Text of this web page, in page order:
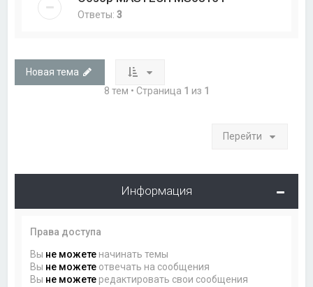
Ответы:3
Новая тема
8 тем • Страница 1 из 1
Перейти
Информация
Права доступа
Вы не можете начинать темы
Вы не можете отвечать на сообщения
Вы не можете редактировать свои сообщения